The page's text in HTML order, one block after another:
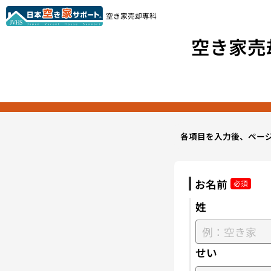
空き家売却専科
空き家
各項目を入力後、ペー
お名前
姓
せい